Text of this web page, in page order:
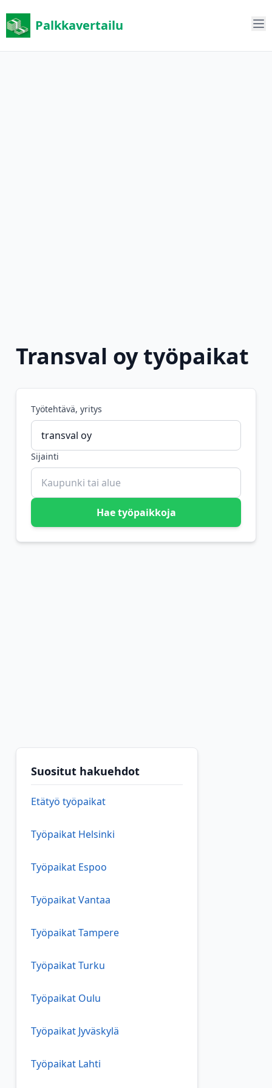
Palkkavertailu
Transval oy työpaikat
Työtehtävä, yritys
Sijainti
Hae työpaikkoja
Suositut hakuehdot
Etätyö työpaikat
Työpaikat Helsinki
Työpaikat Espoo
Työpaikat Vantaa
Työpaikat Tampere
Työpaikat Turku
Työpaikat Oulu
Työpaikat Jyväskylä
Työpaikat Lahti